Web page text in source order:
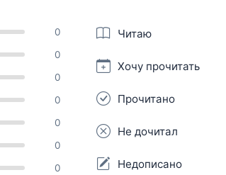
0
0
0
0
0
0
0
Читаю
Хочу прочитать
Прочитано
Не дочитал
Недописано